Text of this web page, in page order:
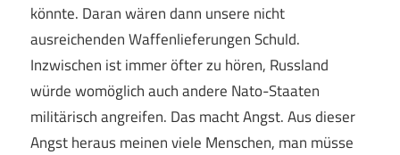
könnte. Daran wären dann unsere nicht
ausreichenden Waffenlieferungen Schuld.
Inzwischen ist immer öfter zu hören, Russland
würde womöglich auch andere Nato-Staaten
militärisch angreifen. Das macht Angst. Aus dieser
Angst heraus meinen viele Menschen, man müsse